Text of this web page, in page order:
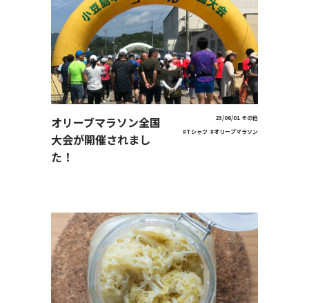
オリーブマラソン全国
大会が開催されまし
た！
23/06/01 その他
#Tシャツ #オリーブマラソン